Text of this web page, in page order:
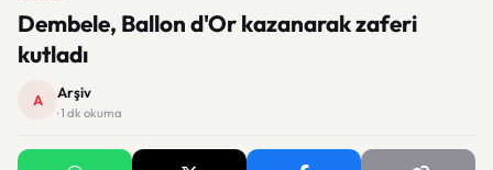
Dembele, Ballon d'Or kazanarak zaferi
kutladı
A Arşiv
· 1 dk okuma